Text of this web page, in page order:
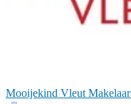
Mooijekind Vleut